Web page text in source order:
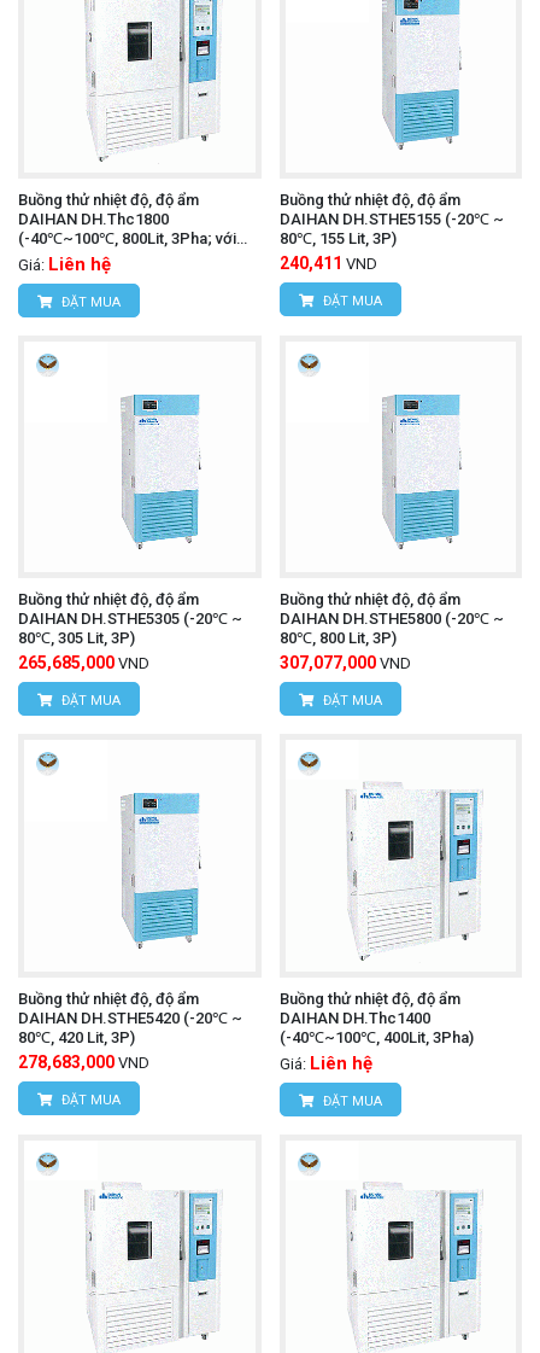
Buồng thử nhiệt độ, độ ẩm
DAIHAN DH.Thc1800
(-40℃~100℃, 800Lit, 3Pha; với
IQ,OQ)
Giá: Liên hệ
ĐẶT MUA
Buồng thử nhiệt độ, độ ẩm
DAIHAN DH.STHE5155 (-20℃ ~
80℃, 155 Lit, 3P)
240,411 VND
ĐẶT MUA
Buồng thử nhiệt độ, độ ẩm
DAIHAN DH.STHE5305 (-20℃ ~
80℃, 305 Lit, 3P)
265,685,000 VND
ĐẶT MUA
Buồng thử nhiệt độ, độ ẩm
DAIHAN DH.STHE5800 (-20℃ ~
80℃, 800 Lit, 3P)
307,077,000 VND
ĐẶT MUA
Buồng thử nhiệt độ, độ ẩm
DAIHAN DH.STHE5420 (-20℃ ~
80℃, 420 Lit, 3P)
278,683,000 VND
ĐẶT MUA
Buồng thử nhiệt độ, độ ẩm
DAIHAN DH.Thc1400
(-40℃~100℃, 400Lit, 3Pha)
Giá: Liên hệ
ĐẶT MUA